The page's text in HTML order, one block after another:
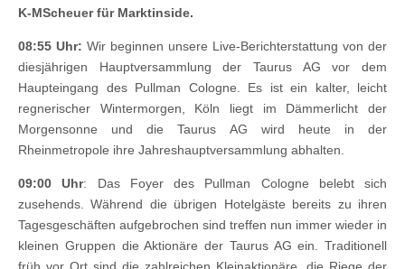
K-MScheuer für Marktinside.
08:55 Uhr: Wir beginnen unsere Live-Berichterstattung von der
diesjährigen Hauptversammlung der Taurus AG vor dem
Haupteingang des Pullman Cologne. Es ist ein kalter, leicht
regnerischer Wintermorgen, Köln liegt im Dämmerlicht der
Morgensonne und die Taurus AG wird heute in der
Rheinmetropole ihre Jahreshauptversammlung abhalten.
09:00 Uhr: Das Foyer des Pullman Cologne belebt sich
zusehends. Während die übrigen Hotelgäste bereits zu ihren
Tagesgeschäften aufgebrochen sind treffen nun immer wieder in
kleinen Gruppen die Aktionäre der Taurus AG ein. Traditionell